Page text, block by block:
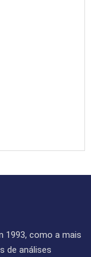
1993, como a mais
de análises